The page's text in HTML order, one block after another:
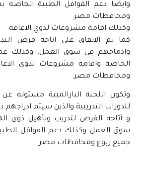
وايضا دعم القوافل الطبية الخاصه
ومحافظات مصر.
وكذلك اقامة مشروعات لذوي الاعاقة.
كما تم الاتفاق على اتاحة فرص
وادماجهم فى سوق العمل، وكذلك
الخاصة واقامة مشروعات لذوي
ومحافظات مصر.
وتكون اللجنة البارالمبية مسئوله
للدورات التدريبية والذين سيتم
و أتاحة الفرص لتدريب وتأهيل ذوى
سوق العمل وكذلك دعم القوافل
جميع ربوع ومحافظات مصر